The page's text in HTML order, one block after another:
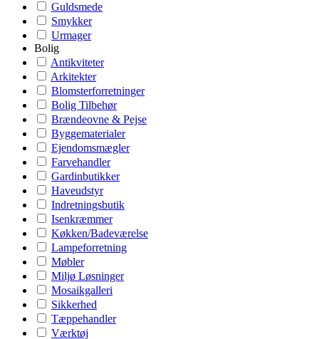
Guldsmede
Smykker
Urmager
Bolig
Antikviteter
Arkitekter
Blomsterforretninger
Bolig Tilbehør
Brændeovne & Pejse
Byggematerialer
Ejendomsmægler
Farvehandler
Gardinbutikker
Haveudstyr
Indretningsbutik
Isenkræmmer
Køkken/Badeværelse
Lampeforretning
Møbler
Miljø Løsninger
Mosaikgalleri
Sikkerhed
Tæppehandler
Værktøj